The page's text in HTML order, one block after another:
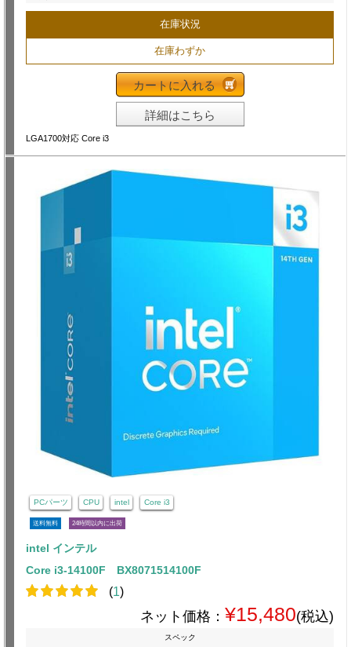
在庫状況
在庫わずか
カートに入れる
詳細はこちら
LGA1700対応 Core i3
PCパーツ CPU intel Core i3
送料無料 24時間以内に出荷
intel インテル
Core i3-14100F BX8071514100F
(1)
ネット価格： ¥15,480(税込)
スペック